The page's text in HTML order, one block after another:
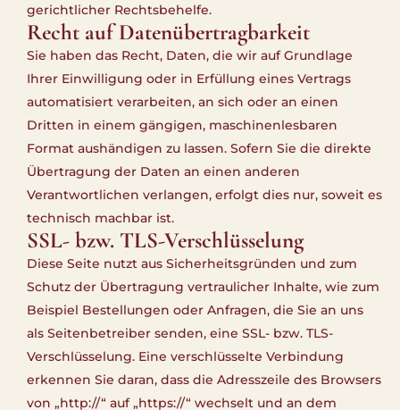
gerichtlicher Rechtsbehelfe.
Recht auf Daten­übertrag­barkeit
Sie haben das Recht, Daten, die wir auf Grundlage
Ihrer Einwilligung oder in Erfüllung eines Vertrags
automatisiert verarbeiten, an sich oder an einen
Dritten in einem gängigen, maschinenlesbaren
Format aushändigen zu lassen. Sofern Sie die direkte
Übertragung der Daten an einen anderen
Verantwortlichen verlangen, erfolgt dies nur, soweit es
technisch machbar ist.
SSL- bzw. TLS-Verschlüsselung
Diese Seite nutzt aus Sicherheitsgründen und zum
Schutz der Übertragung vertraulicher Inhalte, wie zum
Beispiel Bestellungen oder Anfragen, die Sie an uns
als Seitenbetreiber senden, eine SSL- bzw. TLS-
Verschlüsselung. Eine verschlüsselte Verbindung
erkennen Sie daran, dass die Adresszeile des Browsers
von „http://“ auf „https://“ wechselt und an dem